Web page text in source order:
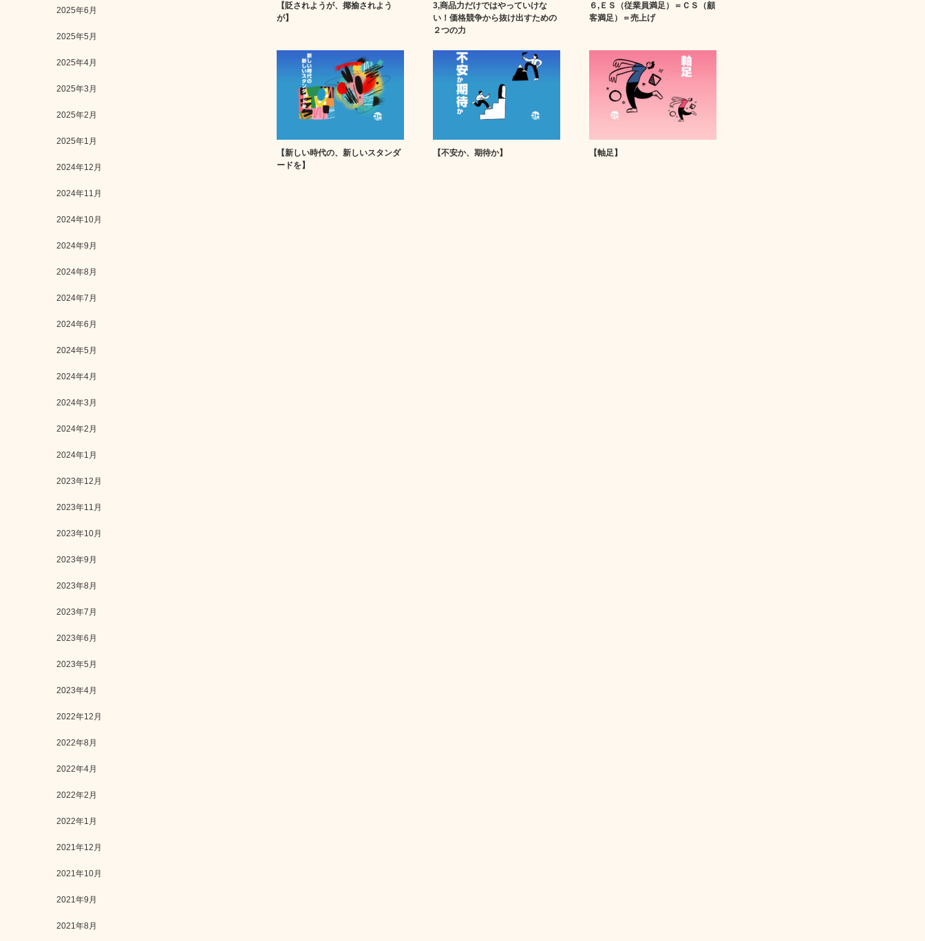
【貶されようが、揶揄されよう
が】
3,商品力だけではやっていけな
い！価格競争から抜け出すための
２つの力
６,ＥＳ（従業員満足）＝ＣＳ（顧
客満足）＝売上げ
【新しい時代の、新しいスタンダ
ードを】
【不安か、期待か】 【軸足】
2025年6月
2025年5月
2025年4月
2025年3月
2025年2月
2025年1月
2024年12月
2024年11月
2024年10月
2024年9月
2024年8月
2024年7月
2024年6月
2024年5月
2024年4月
2024年3月
2024年2月
2024年1月
2023年12月
2023年11月
2023年10月
2023年9月
2023年8月
2023年7月
2023年6月
2023年5月
2023年4月
2022年12月
2022年8月
2022年4月
2022年2月
2022年1月
2021年12月
2021年10月
2021年9月
2021年8月